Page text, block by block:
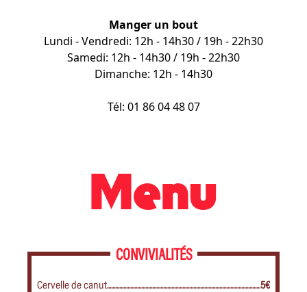
Manger un bout
Lundi - Vendredi: 12h - 14h30 / 19h - 22h30
Samedi: 12h - 14h30 / 19h - 22h30
Dimanche: 12h - 14h30
Tél: 01 86 04 48 07
Menu
CONVIVIALITÉS
Cervelle de canut
5€